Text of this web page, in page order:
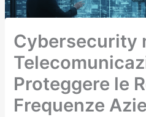
Cybersecurity
Proteggere le
Frequenze